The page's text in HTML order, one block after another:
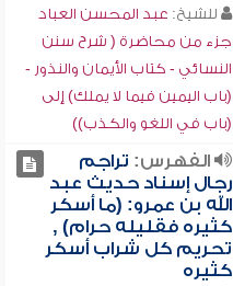
للشيخ: عبد المحسن العباد
جزء من محاضرة ( شرح سنن
النسائي - كتاب الأيمان والنذور -
(باب اليمين فيما لا يملك) إلى
(باب في اللغو والكذب))
الفهرس: تراجم
رجال إسناد حديث عبد
الله بن عمرو: (ما أسكر
كثيره فقليله حرام) ,
تحريم كل شراب أسكر
كثيره